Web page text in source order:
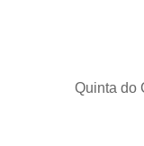
Quinta do